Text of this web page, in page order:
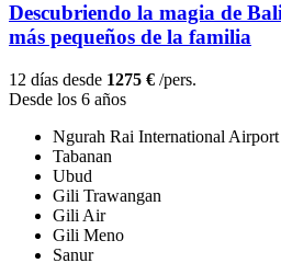
Descubriendo la magia de
más pequeños de la familia
12 días desde 1275 € /pers.
Desde los 6 años
Ngurah Rai International Airport
Tabanan
Ubud
Gili Trawangan
Gili Air
Gili Meno
Sanur